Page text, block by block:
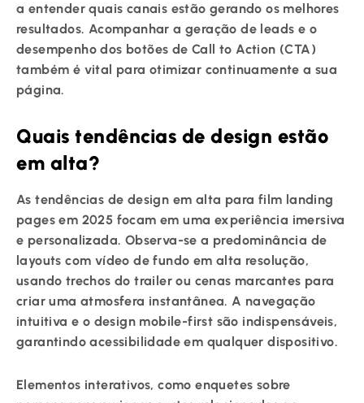
a entender quais canais estão gerando os melhores
resultados. Acompanhar a geração de leads e o
desempenho dos botões de Call to Action (CTA)
também é vital para otimizar continuamente a sua
página.
Quais tendências de design estão
em alta?
As tendências de design em alta para film landing
pages em 2025 focam em uma experiência imersiva
e personalizada. Observa-se a predominância de
layouts com vídeo de fundo em alta resolução,
usando trechos do trailer ou cenas marcantes para
criar uma atmosfera instantânea. A navegação
intuitiva e o design mobile-first são indispensáveis,
garantindo acessibilidade em qualquer dispositivo.
Elementos interativos, como enquetes sobre